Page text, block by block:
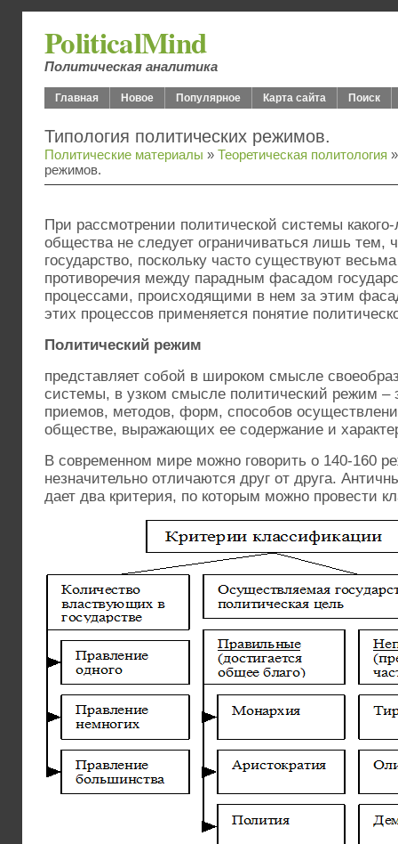
PoliticalMind
Политическая аналитика
Главная Новое Популярное Карта сайта Поиск
Типология политических режимов.
Политические материалы » Теоретическая политология
режимов.
При рассмотрении политической системы
общества не следует ограничиваться лишь тем,
государство, поскольку часто существуют
противоречия между парадным фасадом
процессами, происходящими в нем за этим
этих процессов применяется понятие
Политический режим
представляет собой в широком смысле
системы, в узком смысле политический режим –
приемов, методов, форм, способов
обществе, выражающих ее содержание и
В современном мире можно говорить о 140-160
незначительно отличаются друг от друга.
дает два критерия, по которым можно провести